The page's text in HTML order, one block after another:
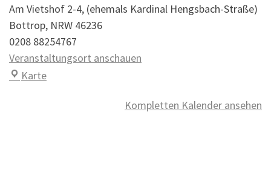
Am Vietshof 2-4 (ehemals Kardinal Hengsbach-Straße)
Bottrop, NRW 46236
0208 88254767
Veranstaltungsort anschauen
KarteHRW FabLab
Kompletten Kalender ansehen